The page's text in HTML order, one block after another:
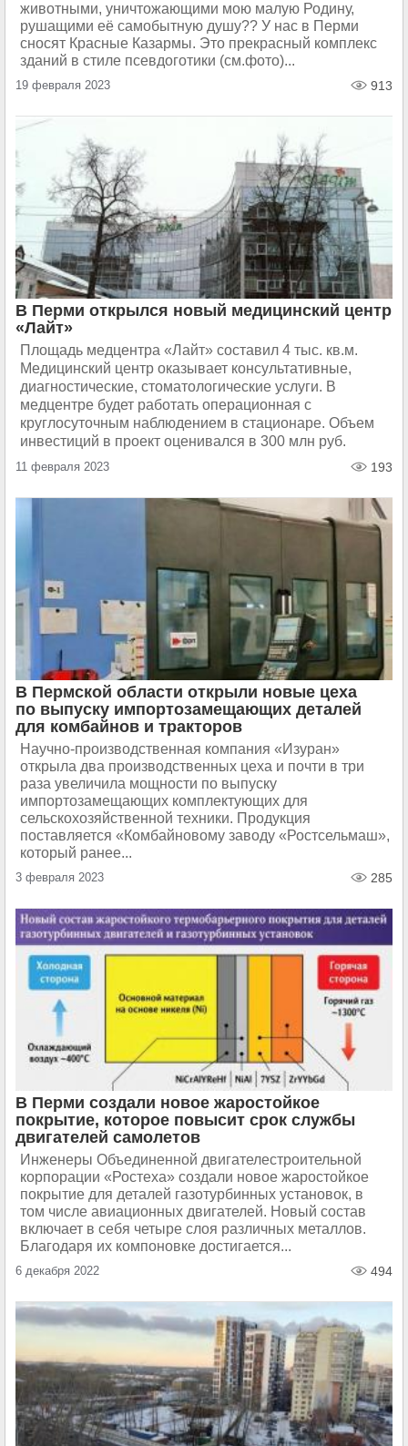
животными, уничтожающими мою малую Родину,
рушащими её самобытную душу?? У нас в Перми
сносят Красные Казармы. Это прекрасный комплекс
зданий в стиле псевдоготики (см.фото)...
19 февраля 2023 913
В Перми открылся новый медицинский центр
«Лайт»
Площадь медцентра «Лайт» составил 4 тыс. кв.м.
Медицинский центр оказывает консультативные,
диагностические, стоматологические услуги. В
медцентре будет работать операционная с
круглосуточным наблюдением в стационаре. Объем
инвестиций в проект оценивался в 300 млн руб.
11 февраля 2023 193
В Пермской области открыли новые цеха
по выпуску импортозамещающих деталей
для комбайнов и тракторов
Научно-производственная компания «Изуран»
открыла два производственных цеха и почти в три
раза увеличила мощности по выпуску
импортозамещающих комплектующих для
сельскохозяйственной техники. Продукция
поставляется «Комбайновому заводу «Ростсельмаш»,
который ранее...
3 февраля 2023 285
В Перми создали новое жаростойкое
покрытие, которое повысит срок службы
двигателей самолетов
Инженеры Объединенной двигателестроительной
корпорации «Ростеха» создали новое жаростойкое
покрытие для деталей газотурбинных установок, в
том числе авиационных двигателей. Новый состав
включает в себя четыре слоя различных металлов.
Благодаря их компоновке достигается...
6 декабря 2022 494